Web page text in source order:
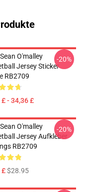
O'malley
Jersey Sticker
RB2709
£ - 34,36 £
-20%
O'malley
Jersey Aufkleber
RB2709
£$28.95
-20%